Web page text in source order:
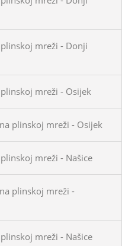
mreži - Donji
mreži - Osijek
plinskoj mreži - Osijek
mreži - Našice
plinskoj mreži -
mreži - Našice